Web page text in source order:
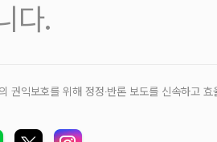
다.
권익보호를 위해 정정‧반론 보도를 신속하고